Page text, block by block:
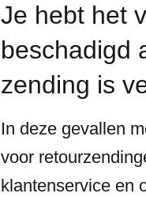
Je hebt het
beschadigd
zending is
In deze gevallen
voor
klantenservice en